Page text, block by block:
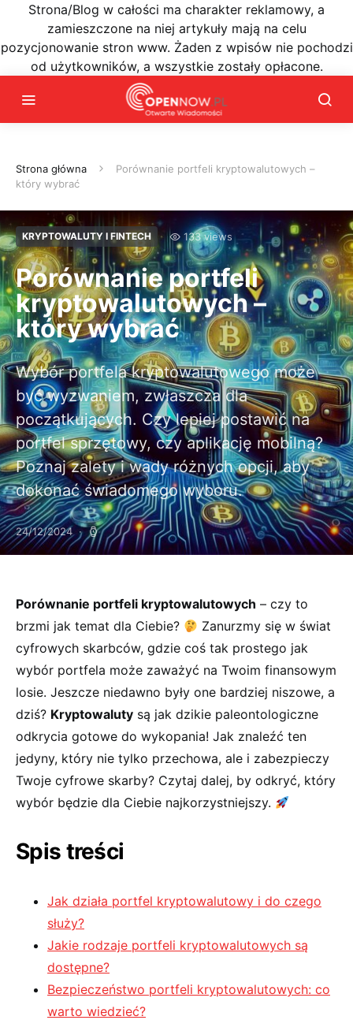
Strona/Blog w całości ma charakter reklamowy, a
zamieszczone na niej artykuły mają na celu
pozycjonowanie stron www. Żaden z wpisów nie pochodzi
od użytkowników, a wszystkie zostały opłacone.
Strona główna
Porównanie portfeli kryptowalutowych –
który wybrać
KRYPTOWALUTY I FINTECH 133 views
Porównanie portfeli
kryptowalutowych –
który wybrać
Wybór portfela kryptowalutowego może
być wyzwaniem, zwłaszcza dla
początkujących. Czy lepiej postawić na
portfel sprzętowy, czy aplikację mobilną?
Poznaj zalety i wady różnych opcji, aby
dokonać świadomego wyboru.
24/12/2024
Porównanie ⁣portfeli kryptowalutowych – czy to
brzmi jak temat ‌dla Ciebie?
Zanurzmy się ⁤w świat‌
cyfrowych skarbców, gdzie⁤ coś tak prostego⁣ jak
wybór portfela może zaważyć na ‌Twoim finansowym
losie. Jeszcze niedawno były one bardziej⁤ niszowe,⁣ a
dziś? Kryptowaluty są jak ⁤dzikie ⁤paleontologiczne
odkrycia gotowe do wykopania! Jak ​znaleźć ten​
jedyny, który⁢ nie tylko‌ przechowa, ⁤ale i zabezpieczy
Twoje cyfrowe skarby?‍ Czytaj dalej, by odkryć, który⁤
wybór będzie dla Ciebie‍ najkorzystniejszy.
Spis ‍treści
Jak ⁣działa portfel kryptowalutowy⁢ i⁤ do czego⁣
służy?
Jakie ‌rodzaje portfeli kryptowalutowych‍ są
dostępne?
Bezpieczeństwo ⁣portfeli kryptowalutowych: co
warto wiedzieć?